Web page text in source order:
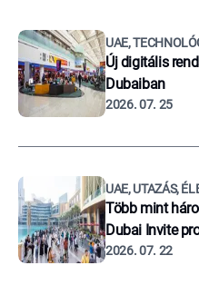
UAE,
Új digitális
Dubaiban
2026. 07. 25
UAE, UTAZÁS,
Több mint
Dubai Invite
2026. 07. 22